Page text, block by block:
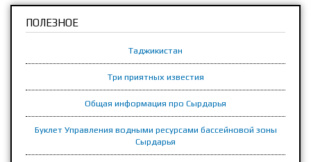
ПОЛЕЗНОЕ
Таджикистан
Три приятных известия
Общая информация про Сырдарья
Буклет Управления водными ресурсами бассейновой зоны
Сырдарья